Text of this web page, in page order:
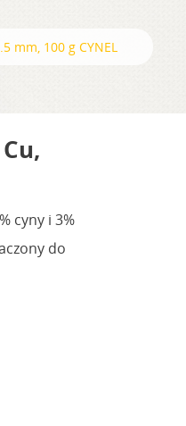
mm, 100 g CYNEL
cyny i 3%
do